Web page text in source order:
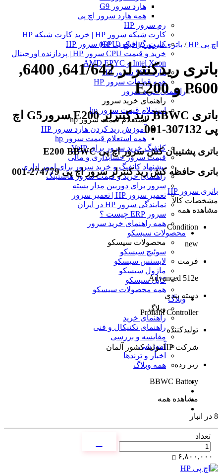
هارد سرور G9
همه هارد سرور اچ پی
رم سرور HP
کارت شبکه سرور HP | خرید کارت شبکه HP
کارت گرافیک (GPU) سرور HP
خرید و قیمت CPU سرور HP | پردازنده اورجینال
Intel Xeon و AMD EPYC
هارد SSD سرور HP
همه قطعات سرور HP
راهنمای خرید سرور
راهنمای خرید سرور
استعلام قیمت سرور hp
استعلام قیمت سرور hp
آموزش ريد كردن هارد سرور HP
همه استعلام قیمت سرور hp
کانفیگ خرید سرور برای VoIP
قیمت سرور حسابداری و مالی
پیشنهاد کانفیگ و خرید سرور برای امور اداری
راهنمای خرید و قیمت سرور هاستینگ
سرور برای دوربین مدار بسته
تعمیر سرور HP | تعمیر سرور
نمایندگی سرور HP در ایران
سرور ERP چیست ؟
همه راهنمای خرید سرور
محصولات سیسکو
محصولات سیسکو
سوئیچ سیسکو
لایسنس سیسکو
ماژول سیسکو
کابل سیسکو
همه محصولات سیسکو
وبلاگ
وبلاگ
راهنمای خرید
راهنمای تکنیکال و فنی
مقایسه و بررسی
آموزشی
اخبار و ترندها
همه وبلاگ
اچ پی HP / باتری سرور HP اچ پی HP
باتری ریدکنترلر 641/642, 6400,
P600 و E200
باتری BBWC رید کنترلر E200 سرورG5 اچ
پی 307132-001
باتری پشتیبان کش سرور اچ پی E200 BBWC
باتری حافظه کش رید کنترلر سرور اچ پی 274779-001
باتری سرور HP
مشخصات کالا
مشاهده همه
Condition
new
فرمت
Advanced 512e
دسته بندی
Proliant Controller
تولیدکننده
شرکت HP تولید کشور آلمان
زیر رده
BBWC Battery
مشاهده همه
8 در انبار
تعداد
۶,۸۰۰,۰۰۰